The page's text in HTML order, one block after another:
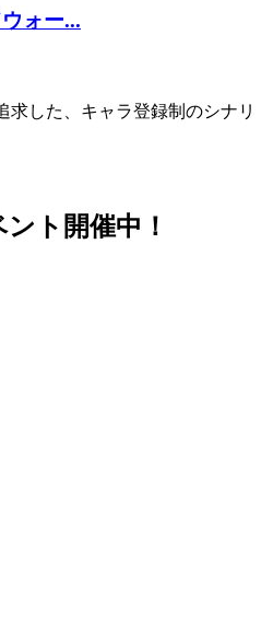
ォー...
求した、キャラ登録制のシナリ
ト開催中！